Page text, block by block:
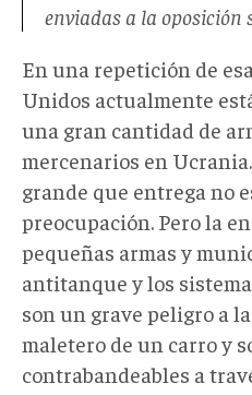
enviadas a la oposición
En una repetición de
Unidos actualmente
una gran cantidad de
mercenarios en
grande que entrega no
preocupación. Pero la
pequeñas armas y
antitanque y los
son un grave peligro a
maletero de un carro y
contrabandeables a